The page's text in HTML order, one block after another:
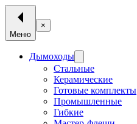
Меню
×
Дымоходы
Стальные
Керамические
Готовые комплекты
Промышленные
Гибкие